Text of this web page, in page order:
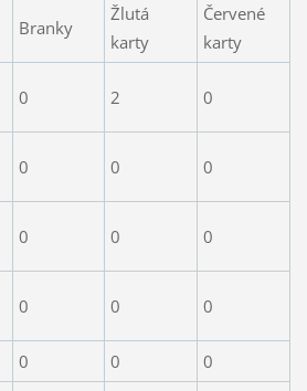
Branky
Žlutá
karty
Červené
karty
0 2 0
0 0 0
0 0 0
0 0 0
0 0
0